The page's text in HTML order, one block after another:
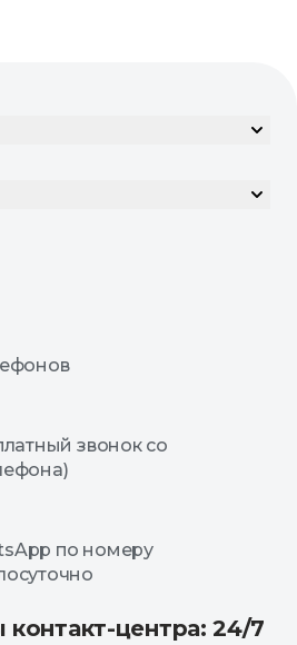
звонок со
по номеру
центра: 24/7